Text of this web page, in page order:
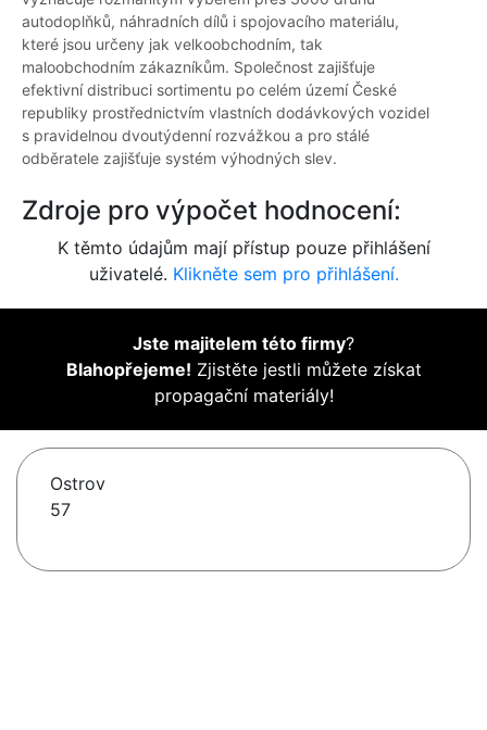
autodoplňků, náhradních dílů i spojovacího materiálu,
které jsou určeny jak velkoobchodním, tak
maloobchodním zákazníkům. Společnost zajišťuje
efektivní distribuci sortimentu po celém území České
republiky prostřednictvím vlastních dodávkových vozidel
s pravidelnou dvoutýdenní rozvážkou a pro stálé
odběratele zajišťuje systém výhodných slev.
Zdroje pro výpočet hodnocení:
K těmto údajům mají přístup pouze přihlášení
uživatelé. Klikněte sem pro přihlášení.
Jste majitelem této firmy?
Blahopřejeme! Zjistěte jestli můžete získat
propagační materiály!
Ostrov
57